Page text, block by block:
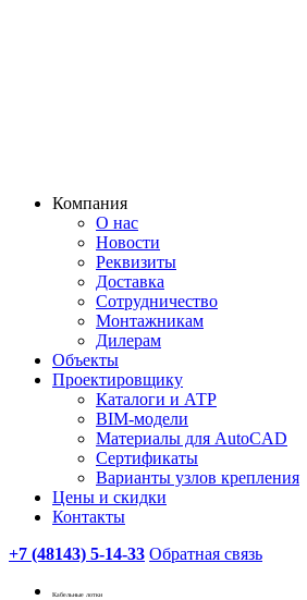
Компания
О нас
Новости
Реквизиты
Доставка
Сотрудничество
Монтажникам
Дилерам
Объекты
Проектировщику
Каталоги и АТР
BIM-модели
Материалы для AutoCAD
Сертификаты
Варианты узлов крепления
Цены и скидки
Контакты
+7 (48143) 5-14-33 Обратная связь
Кабельные лотки